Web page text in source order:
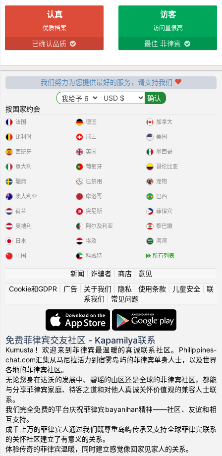
认真
优质档案
已确认品质
访客
访问量很高
最佳 菲律賓
我们努力为您提供最好的服务，请支持我们
按国家约会
法国
比利时
西班牙
意大利
瑞典
德国
瑞士
英国
葡萄牙
已禁用
加拿大
美国
墨西哥
哥伦比亚
宠物
澳大利亚
荷兰
奥地利
日本
中国
摩洛哥
突尼斯
阿尔及利亚
埃及
科威特
巴西
菲律宾
黎巴嫩
海湾
所有列表
新闻 诈骗者| 商店| 意见
Cookie和GDPR
广告| 关于我们 隐私 使用条款| 儿童安全| 联
系我们
常见问题
免费菲律宾交友社区 - Kapamilya联系
Kumusta！欢迎来到菲律宾最温暖的真诚联系社区。Philippines-
chat.com汇集从马尼拉活力到宿雾岛屿的菲律宾单身人士，以及世界
各地的菲律宾社区。
无论您身在达沃的发展中、碧瑶的山区还是全球的菲律宾社区，都能
与分享菲律宾家庭、待客之道和对他人真诚关怀价值观的兼容人士联
系。
我们完全免费的平台庆祝菲律宾bayanihan精神——社区、友谊和相
互支持。
成千上万的菲律宾人通过我们既尊重岛屿传承又支持全球菲律宾联系
的关怀社区建立了有意义的关系。
体验传奇的菲律宾温暖，同时建立感觉像回家见家人的关系。